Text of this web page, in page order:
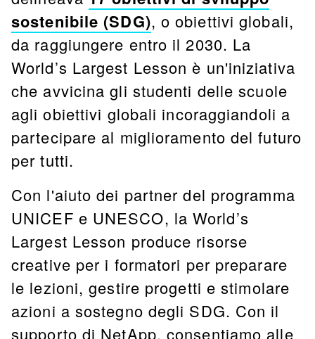
sostenibile (SDG), o obiettivi globali,
da raggiungere entro il 2030. La
World’s Largest Lesson è un'iniziativa
che avvicina gli studenti delle scuole
agli obiettivi globali incoraggiandoli a
partecipare al miglioramento del futuro
per tutti.
Con l'aiuto dei partner del programma
UNICEF e UNESCO, la World’s
Largest Lesson produce risorse
creative per i formatori per preparare
le lezioni, gestire progetti e stimolare
azioni a sostegno degli SDG. Con il
supporto di NetApp, consentiamo alle